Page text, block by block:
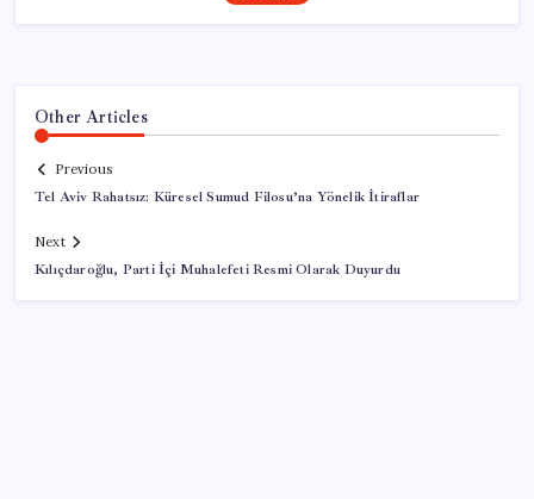
Other Articles
Previous
Tel Aviv Rahatsız: Küresel Sumud Filosu’na Yönelik İtiraflar
Next
Kılıçdaroğlu, Parti İçi Muhalefeti Resmi Olarak Duyurdu